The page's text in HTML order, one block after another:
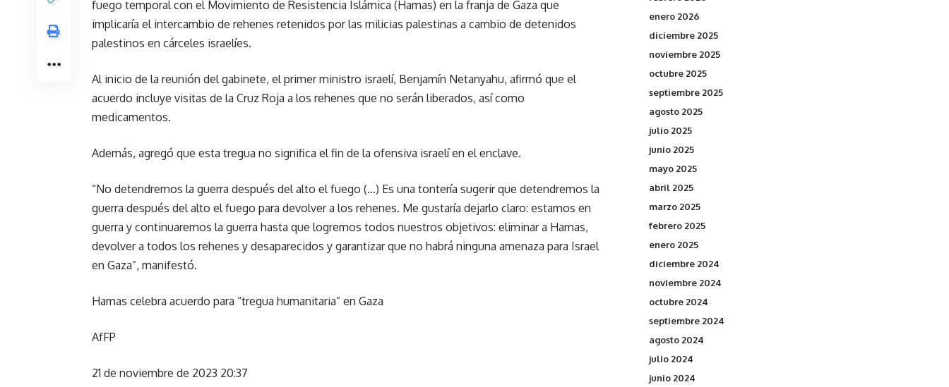
fuego temporal con el Movimiento de Resistencia Islámica (Hamas) en la franja de Gaza que
implicaría el intercambio de rehenes retenidos por las milicias palestinas a cambio de detenidos
palestinos en cárceles israelíes.
Al inicio de la reunión del gabinete, el primer ministro israelí, Benjamín Netanyahu, afirmó que el
acuerdo incluye visitas de la Cruz Roja a los rehenes que no serán liberados, así como
medicamentos.
Además, agregó que esta tregua no significa el fin de la ofensiva israelí en el enclave.
“No detendremos la guerra después del alto el fuego (…) Es una tontería sugerir que detendremos la
guerra después del alto el fuego para devolver a los rehenes. Me gustaría dejarlo claro: estamos en
guerra y continuaremos la guerra hasta que logremos todos nuestros objetivos: eliminar a Hamas,
devolver a todos los rehenes y desaparecidos y garantizar que no habrá ninguna amenaza para Israel
en Gaza”, manifestó.
Hamas celebra acuerdo para “tregua humanitaria” en Gaza
AfFP
21 de noviembre de 2023 20:37
enero 2026
diciembre 2025
noviembre 2025
octubre 2025
septiembre 2025
agosto 2025
julio 2025
junio 2025
mayo 2025
abril 2025
marzo 2025
febrero 2025
enero 2025
diciembre 2024
noviembre 2024
octubre 2024
septiembre 2024
agosto 2024
julio 2024
junio 2024